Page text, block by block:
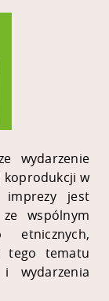
wydarzenie
koprodukcji w
imprezy jest
wspólnym
etnicznych,
tego tematu
wydarzenia